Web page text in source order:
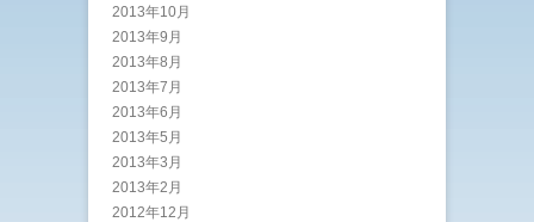
2013年10月
2013年9月
2013年8月
2013年7月
2013年6月
2013年5月
2013年3月
2013年2月
2012年12月